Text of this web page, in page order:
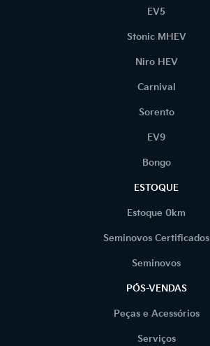
EV5
Stonic MHEV
Niro HEV
Carnival
Sorento
EV9
Bongo
ESTOQUE
Estoque 0km
Seminovos Certificados
Seminovos
PÓS-VENDAS
Peças e Acessórios
Serviços